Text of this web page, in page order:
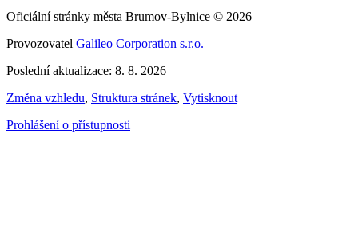
Oficiální stránky města Brumov-Bylnice © 2026
Provozovatel Galileo Corporation s.r.o.
Poslední aktualizace: 8. 8. 2026
Změna vzhledu, Struktura stránek, Vytisknout
Prohlášení o přístupnosti